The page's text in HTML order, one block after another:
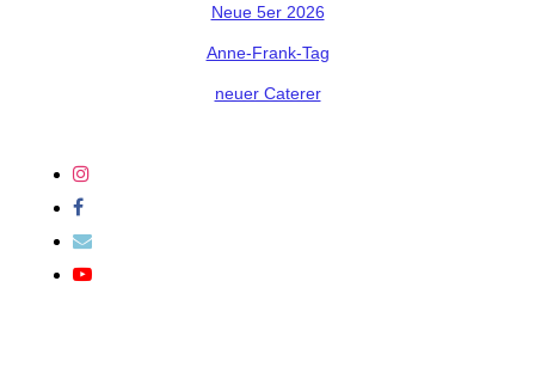
Neue 5er 2026
Anne-Frank-Tag
neuer Caterer